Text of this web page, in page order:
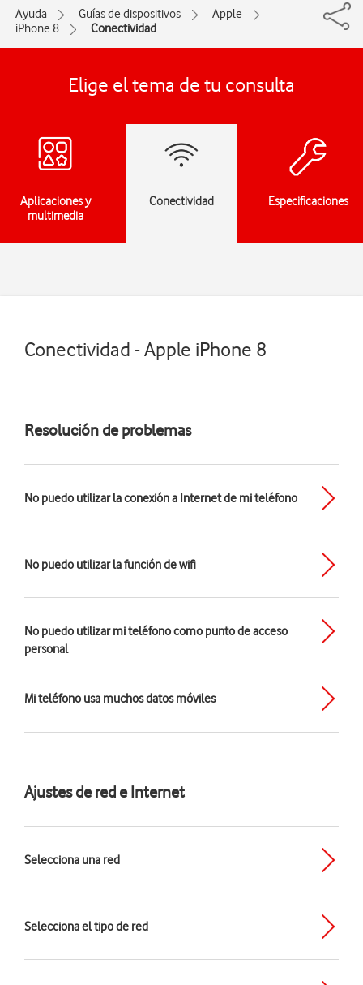
Ayuda Guías de dispositivos
Apple
iPhone 8
Conectividad
Elige el tema de tu consulta
Aplicaciones y
multimedia
Conectividad Especificaciones
Conectividad - Apple iPhone 8
Resolución de problemas
No puedo utilizar la conexión a Internet de mi teléfono
No puedo utilizar la función de wifi
No puedo utilizar mi teléfono como punto de acceso
personal
Mi teléfono usa muchos datos móviles
Ajustes de red e Internet
Selecciona una red
Selecciona el tipo de red